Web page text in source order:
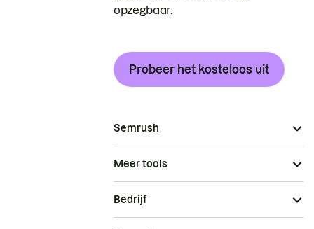
opzegbaar.
Probeer het kosteloos uit
Semrush
Meer tools
Bedrijf